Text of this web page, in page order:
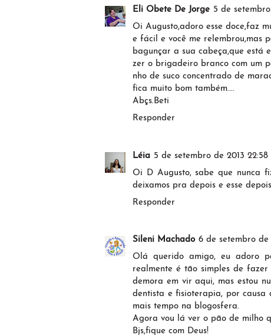
Eli Obete De Jorge 5 de
Oi Augusto,adoro esse doce,faz
e fácil e você me relembrou,mas
bagunçar a sua cabeça,que está
zer o brigadeiro branco com um
nho de suco concentrado de
fica muito bom também....
Abçs.Beti
Responder
Léia 5 de setembro de 2013 22:58
Oi D Augusto, sabe que nunca
deixamos pra depois e esse
Responder
Sileni Machado 6 de setembro de
Olá querido amigo, eu adoro
realmente é tão simples de fazer
demora em vir aqui, mas estou
dentista e fisioterapia, por causa
mais tempo na blogosfera.
Agora vou lá ver o pão de milho
Bjs,fique com Deus!